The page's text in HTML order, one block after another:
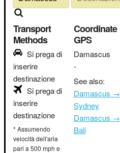
Transport
Methods
Si prega di
inserire
destinazione
Si prega di
inserire
destinazione
* Assumendo
velocità dell'aria
pari a 500 mph e
Coordinate
GPS
Damascus
-
See also:
Damascus →
Sydney
Damascus →
Bali